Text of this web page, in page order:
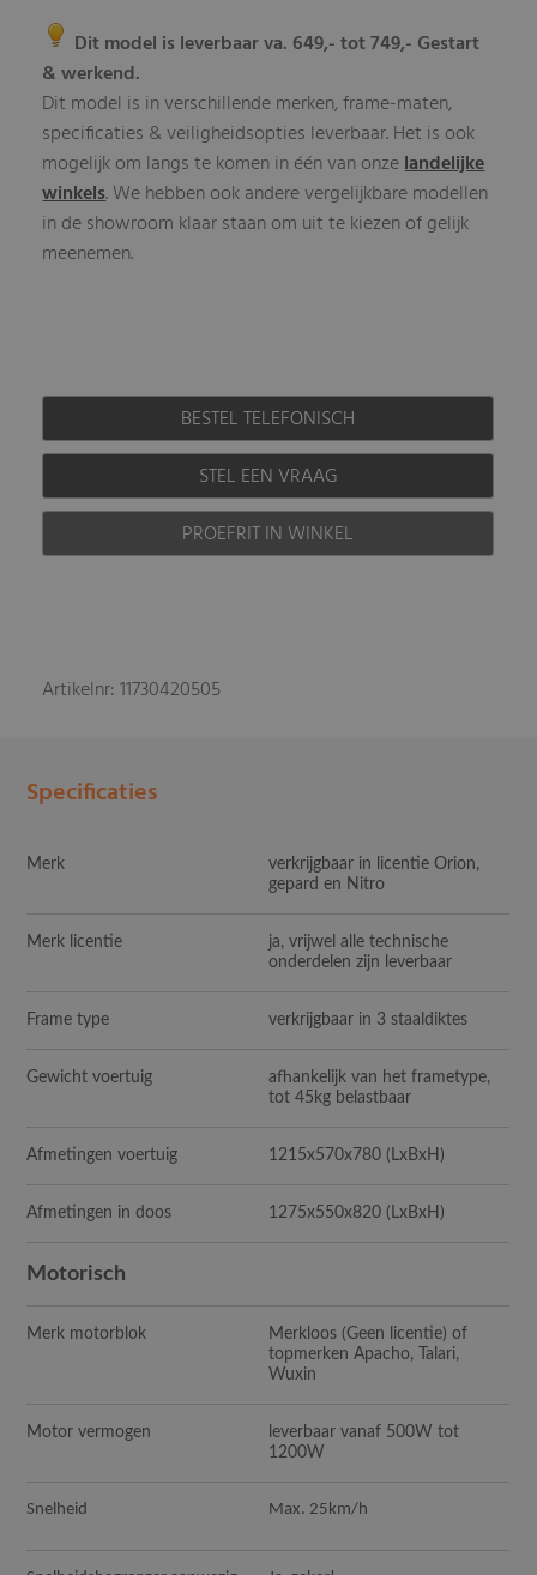
Dit model is leverbaar va. 649,- tot 749,- Gestart
& werkend.
Dit model is in verschillende merken, frame-maten,
specificaties & veiligheidsopties leverbaar. Het is ook
mogelijk om langs te komen in één van onzelandelijke
winkels. We hebben ook andere vergelijkbare modellen
in de showroom klaar staan om uit te kiezen of gelijk
meenemen.
BESTEL TELEFONISCH
STEL EEN VRAAG
PROEFRIT IN WINKEL
Artikelnr: 11730420505
Specificaties
Merk
verkrijgbaar in licentie Orion,
gepard en Nitro
Merk licentie
ja, vrijwel alle technische
onderdelen zijn leverbaar
Frame type verkrijgbaar in 3 staaldiktes
Gewicht voertuig
afhankelijk van het frametype,
tot 45kg belastbaar
Afmetingen voertuig 1215x570x780 (LxBxH)
Afmetingen in doos 1275x550x820 (LxBxH)
Motorisch
Merk motorblok
Merkloos (Geen licentie) of
topmerken Apacho, Talari,
Wuxin
Motor vermogen
leverbaar vanaf 500W tot
1200W
Snelheid Max. 25km/h